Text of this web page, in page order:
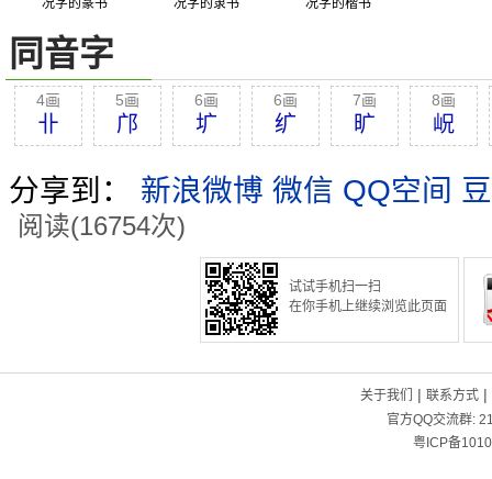
况字的篆书 况字的隶书 况字的楷书
同音字
4画
卝
5画
邝
6画
圹
6画
纩
7画
旷
8画
岲
分享到： 新浪微博 微信 QQ空间
阅读(16754次)
试试手机扫一扫
在你手机上继续浏览此页面
关于我们 | 联系方式|
官方QQ交流群:
粤ICP备